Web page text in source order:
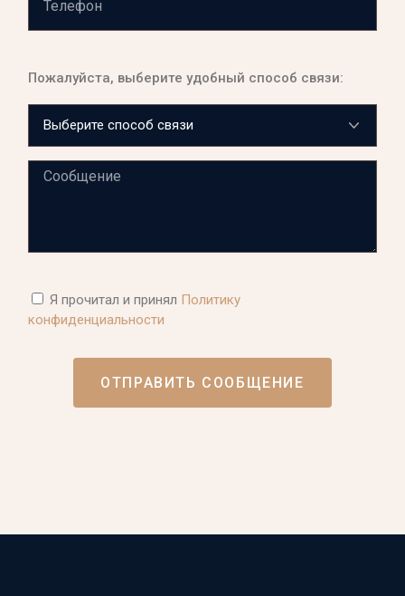
Пожалуйста, выберите удобный способ связи:
Я прочитал и принял Политику
конфиденциальности
ОТПРАВИТЬ СООБЩЕНИЕ